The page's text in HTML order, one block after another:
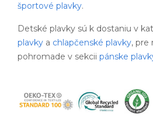
športové plavky.
Detské plavky sú k dostaniu v
plavky a chlapčenské plavky, pre
pohromade v sekcii pánske